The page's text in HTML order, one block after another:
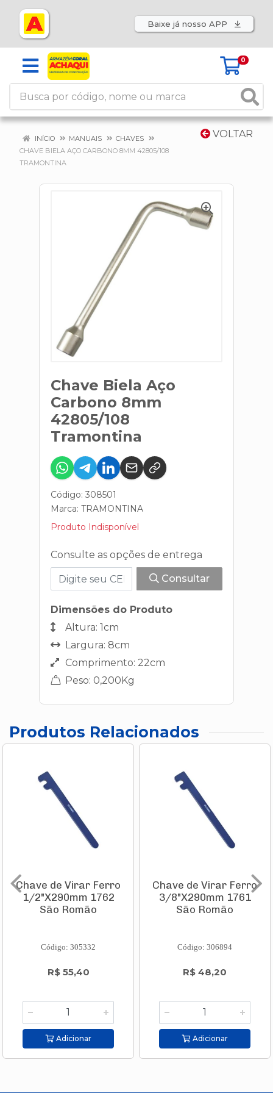
Baixe já nosso APP
0
VOLTAR
INÍCIO MANUAIS
CHAVES
CHAVE BIELA AÇO CARBONO 8MM 42805/108
TRAMONTINA
Chave Biela Aço
Carbono 8mm
42805/108
Tramontina
Código: 308501
Marca: TRAMONTINA
Produto Indisponível
Consulte as opções de entrega
Consultar
Dimensões do Produto
Altura: 1cm
Largura: 8cm
Comprimento: 22cm
Peso: 0,200Kg
Produtos Relacionados
Chave de Virar Ferro
1/2"X290mm 1762
São Romão
Código: 305332
R$ 55,40
Adicionar
Chave de Virar Ferro
3/8"X290mm 1761
São Romão
Código: 306894
R$ 48,20
Adicionar